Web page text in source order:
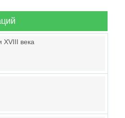
XVIII века